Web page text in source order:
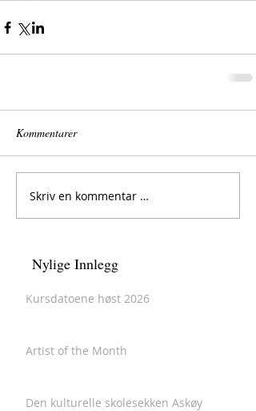
Kommentarer
Skriv en kommentar …
Nylige Innlegg
Kursdatoene høst 2026
Artist of the Month
Den kulturelle skolesekken Askøy